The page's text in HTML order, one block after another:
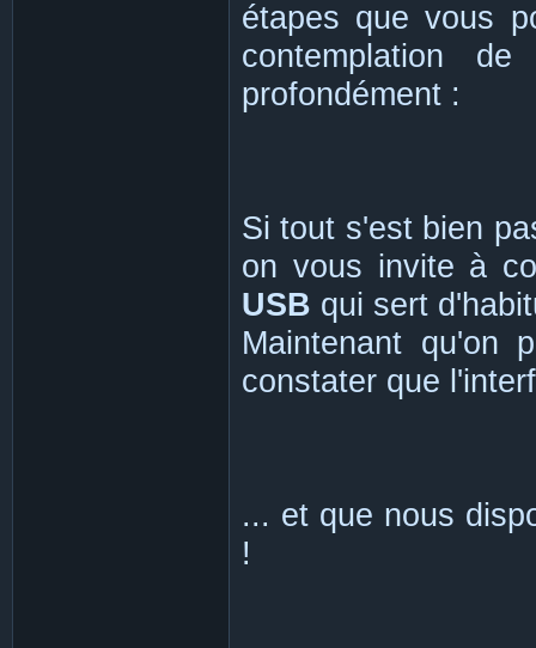
étapes que vous
contemplation
profondément :
Si tout s'est bien
on vous invite à
USB qui sert
Maintenant qu'on
constater que
... et que nous
!